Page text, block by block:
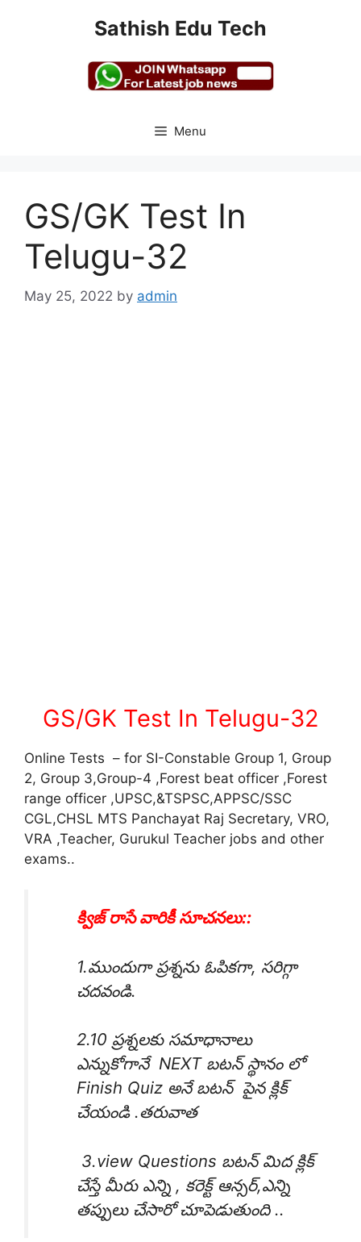
Sathish Edu Tech
Menu
GS/GK Test In
Telugu-32
May 25, 2022 by admin
GS/GK Test In Telugu-32
Online Tests – for SI-Constable Group 1, Group
2, Group 3,Group-4 ,Forest beat officer ,Forest
range officer ,UPSC,&TSPSC,APPSC/SSC
CGL,CHSL MTS Panchayat Raj Secretary, VRO,
VRA ,Teacher, Gurukul Teacher jobs and other
exams..
క్విజ్ రాసే వారికీ సూచనలు::
1.ముందుగా ప్రశ్నను ఓపికగా, సరిగ్గా
చదవండి.
2.10 ప్రశ్నలకు సమాధానాలు
ఎన్నుకోగానే NEXT బటన్ స్థానం లో
Finish Quiz అనే బటన్ పైన క్లిక్
చేయండి .తరువాత
3.view Questions బటన్ మిద క్లిక్
చేస్తే మీరు ఎన్ని , కరెక్ట్ ఆన్సర్,ఎన్ని
తప్పులు చేసారో చూపెడుతుంది ..